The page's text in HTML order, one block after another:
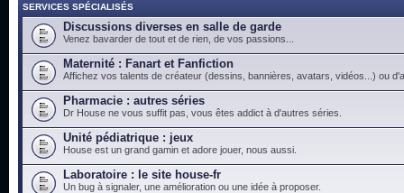
SERVICES SPÉCIALISÉS
Discussions diverses en salle de garde
Venez bavarder de tout et de rien, de vos passions...
Maternité : Fanart et Fanfiction
Affichez vos talents de créateur (dessins, bannières, avatars, vidéos...) ou
Pharmacie : autres séries
Dr House ne vous suffit pas, vous êtes addict à d'autres séries.
Unité pédiatrique : jeux
House est un grand gamin et adore jouer, nous aussi.
Laboratoire : le site house-fr
Un bug à signaler, une amélioration ou une idée à proposer.